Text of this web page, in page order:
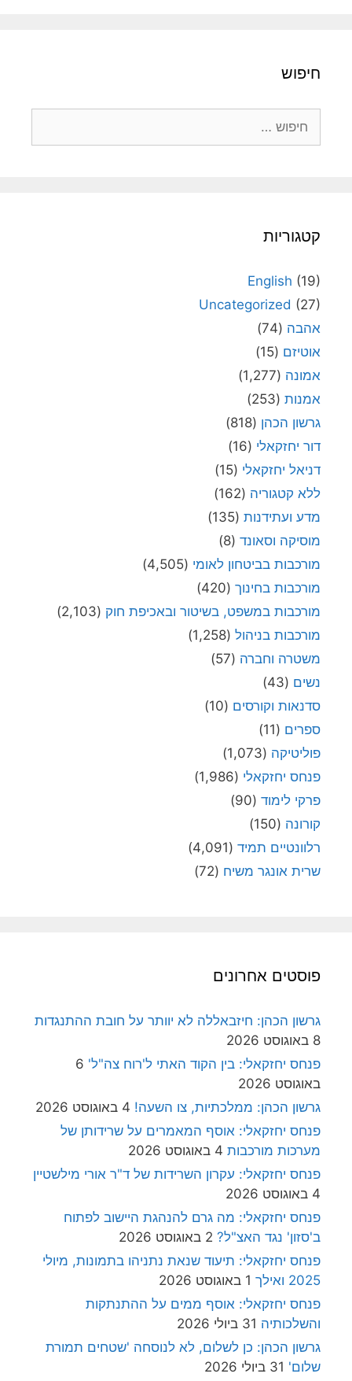
חיפוש
קטגוריות
English (19)
Uncategorized (27)
אהבה (74)
אוטיזם (15)
אמונה (1,277)
אמנות (253)
גרשון הכהן (818)
דור יחזקאלי (16)
דניאל יחזקאלי (15)
ללא קטגוריה (162)
מדע ועתידנות (135)
מוסיקה וסאונד (8)
מורכבות בביטחון לאומי (4,505)
מורכבות בחינוך (420)
מורכבות במשפט, בשיטור ובאכיפת חוק (2,103)
מורכבות בניהול (1,258)
משטרה וחברה (57)
נשים (43)
סדנאות וקורסים (10)
ספרים (11)
פוליטיקה (1,073)
פנחס יחזקאלי (1,986)
פרקי לימוד (90)
קורונה (150)
רלוונטיים תמיד (4,091)
שרית אונגר משיח (72)
פוסטים אחרונים
גרשון הכהן: חיזבאללה לא יוותר על חובת ההתנגדות
8 באוגוסט 2026
פנחס יחזקאלי: בין הקוד האתי ל'רוח צה"ל' 6
באוגוסט 2026
גרשון הכהן: ממלכתיות, צו השעה! 4 באוגוסט 2026
פנחס יחזקאלי: אוסף המאמרים על שרידותן של
מערכות מורכבות 4 באוגוסט 2026
פנחס יחזקאלי: עקרון השרידות של ד"ר אורי מילשטיין
4 באוגוסט 2026
פנחס יחזקאלי: מה גרם להנהגת היישוב לפתוח
ב'סזון' נגד האצ"ל? 2 באוגוסט 2026
פנחס יחזקאלי: תיעוד שנאת נתניהו בתמונות, מיולי
2025 ואילך
1 באוגוסט 2026
פנחס יחזקאלי: אוסף ממים על ההתנתקות
והשלכותיה 31 ביולי 2026
גרשון הכהן: כן לשלום, לא לנוסחה 'שטחים תמורת
שלום' 31 ביולי 2026